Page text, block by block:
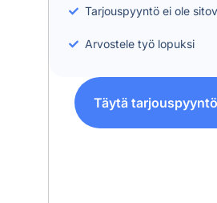
Tarjouspyyntö ei ole
Arvostele työ lopuksi
Täytä